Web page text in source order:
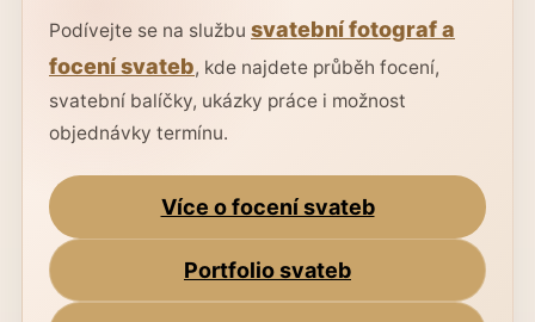
Podívejte se na službu svatební fotograf a
focení svateb, kde najdete průběh focení,
svatební balíčky, ukázky práce i možnost
objednávky termínu.
Více o focení svateb
Portfolio svateb